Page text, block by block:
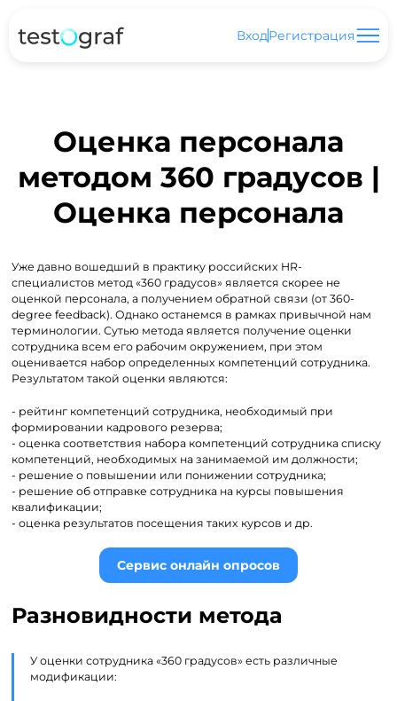
ВходРегистрация
Оценка персонала
методом 360 градусов |
Оценка персонала
Уже давно вошедший в практику российских HR-
специалистов метод «360 градусов» является скорее не
оценкой персонала, а получением обратной связи (от 360-
degree feedback). Однако останемся в рамках привычной нам
терминологии. Сутью метода является получение оценки
сотрудника всем его рабочим окружением, при этом
оценивается набор определенных компетенций сотрудника.
Результатом такой оценки являются:
- рейтинг компетенций сотрудника, необходимый при
формировании кадрового резерва;
- оценка соответствия набора компетенций сотрудника списку
компетенций, необходимых на занимаемой им должности;
- решение о повышении или понижении сотрудника;
- решение об отправке сотрудника на курсы повышения
квалификации;
- оценка результатов посещения таких курсов и др.
Сервис онлайн опросов
Разновидности метода
У оценки сотрудника «360 градусов» есть различные
модификации: